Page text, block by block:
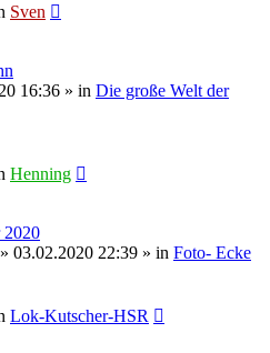
Sven
16:36 » in Die große Welt der
Henning
2020
» 03.02.2020 22:39 » in Foto- Ecke
Lok-Kutscher-HSR